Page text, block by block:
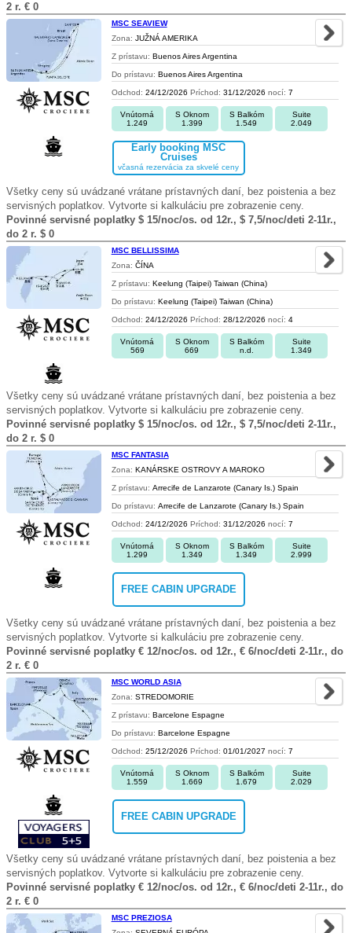
2 r. € 0
MSC SEAVIEW
Zona: JUŽNÁ AMERIKA
Z prístavu: Buenos Aires Argentina
Do prístavu: Buenos Aires Argentina
Odchod: 24/12/2026 Príchod: 31/12/2026 nocí: 7
Vnútorná
1.249
S Oknom
1.399
S Balkóm
1.549
Suite
2.049
Early booking MSC
Cruises
včasná rezervácia za skvelé ceny
Všetky ceny sú uvádzané vrátane prístavných daní, bez poistenia a bez
servisných poplatkov. Vytvorte si kalkuláciu pre zobrazenie ceny.
Povinné servisné poplatky $ 15/noc/os. od 12r., $ 7,5/noc/deti 2-11r.,
do 2 r. $ 0
MSC BELLISSIMA
Zona: ČÍNA
Z prístavu: Keelung (Taipei) Taiwan (China)
Do prístavu: Keelung (Taipei) Taiwan (China)
Odchod: 24/12/2026 Príchod: 28/12/2026 nocí: 4
Vnútorná
569
S Oknom
669
S Balkóm
n.d.
Suite
1.349
Všetky ceny sú uvádzané vrátane prístavných daní, bez poistenia a bez
servisných poplatkov. Vytvorte si kalkuláciu pre zobrazenie ceny.
Povinné servisné poplatky $ 15/noc/os. od 12r., $ 7,5/noc/deti 2-11r.,
do 2 r. $ 0
MSC FANTASIA
Zona: KANÁRSKE OSTROVY A MAROKO
Z prístavu: Arrecife de Lanzarote (Canary Is.) Spain
Do prístavu: Arrecife de Lanzarote (Canary Is.) Spain
Odchod: 24/12/2026 Príchod: 31/12/2026 nocí: 7
Vnútorná
1.299
S Oknom
1.349
S Balkóm
1.349
Suite
2.999
FREE CABIN UPGRADE
Všetky ceny sú uvádzané vrátane prístavných daní, bez poistenia a bez
servisných poplatkov. Vytvorte si kalkuláciu pre zobrazenie ceny.
Povinné servisné poplatky € 12/noc/os. od 12r., € 6/noc/deti 2-11r., do
2 r. € 0
MSC WORLD ASIA
Zona: STREDOMORIE
Z prístavu: Barcelone Espagne
Do prístavu: Barcelone Espagne
Odchod: 25/12/2026 Príchod: 01/01/2027 nocí: 7
Vnútorná
1.559
S Oknom
1.669
S Balkóm
1.679
Suite
2.029
FREE CABIN UPGRADE
Všetky ceny sú uvádzané vrátane prístavných daní, bez poistenia a bez
servisných poplatkov. Vytvorte si kalkuláciu pre zobrazenie ceny.
Povinné servisné poplatky € 12/noc/os. od 12r., € 6/noc/deti 2-11r., do
2 r. € 0
MSC PREZIOSA